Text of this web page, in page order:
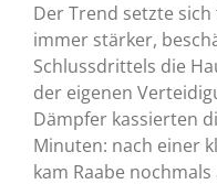
Der Trend setzte
immer stärker,
Schlussdrittels die
der eigenen
Dämpfer kassierten
Minuten: nach einer
kam Raabe